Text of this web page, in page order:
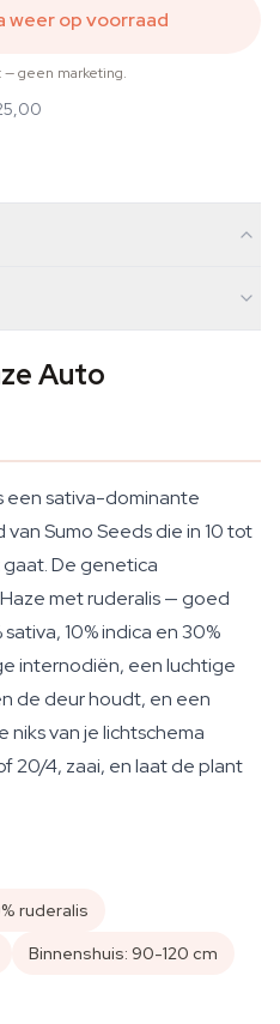
weer op voorraad
geen marketing.
Auto
een sativa-dominante
Sumo Seeds die in 10 tot
gaat. De genetica
met ruderalis — goed
10% indica en 30%
internodiën, een luchtige
de deur houdt, en een
van je lichtschema
20/4, zaai, en laat de plant
ruderalis
Binnenshuis: 90-120 cm